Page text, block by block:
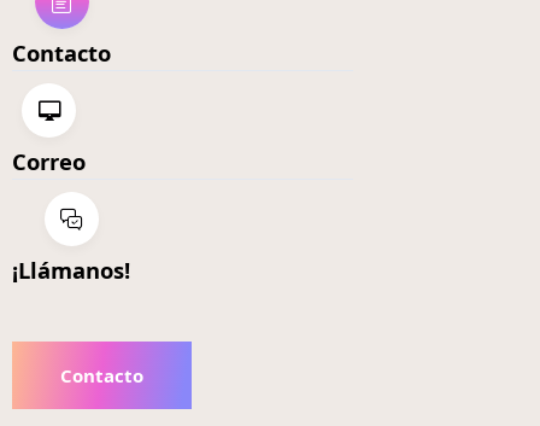
Contacto
Correo
¡Llámanos!
Contacto